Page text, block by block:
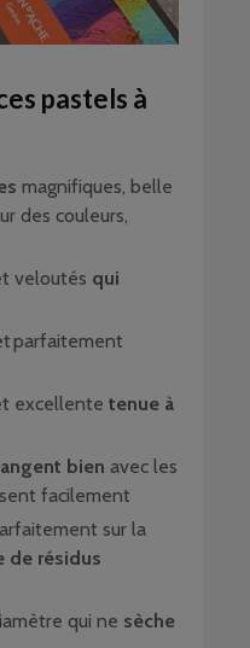
pastels à
magnifiques, belle
des couleurs,
veloutés qui
parfaitement
excellente tenue à
bien avec les
facilement
sur la
de résidus
qui ne sèche